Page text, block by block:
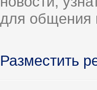
для общения
Разместить